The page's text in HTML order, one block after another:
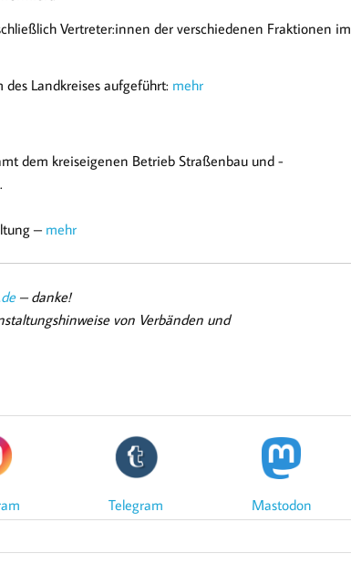
Vertreter:innen der verschiedenen Fraktionen im
Landkreises aufgeführt: mehr
dem kreiseigenen Betrieb Straßenbau und -
– mehr
– danke!
von Verbänden und
Telegram Mastodon